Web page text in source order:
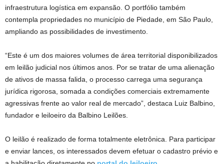
infraestrutura logística em expansão. O portfólio também
contempla propriedades no município de Piedade, em São Paulo,
ampliando as possibilidades de investimento.
“Este é um dos maiores volumes de área territorial disponibilizados
em leilão judicial nos últimos anos. Por se tratar de uma alienação
de ativos de massa falida, o processo carrega uma segurança
jurídica rigorosa, somada a condições comerciais extremamente
agressivas frente ao valor real de mercado”, destaca Luiz Balbino,
fundador e leiloeiro da Balbino Leilões.
O leilão é realizado de forma totalmente eletrônica. Para participar
e enviar lances, os interessados devem efetuar o cadastro prévio e